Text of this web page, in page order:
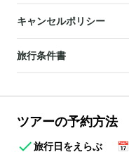
キャンセルポリシー
旅行条件書
ツアーの予約方法
旅行日をえらぶ 📅